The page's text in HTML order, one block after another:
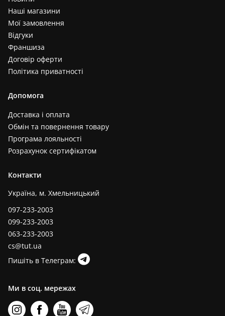
Наші магазини
Мої замовлення
Відгуки
Франшиза
Договір оферти
Політика приватності
Допомога
Доставка і оплата
Обмін та повернення товару
Програма лояльності
Розрахунок сертифікатом
Контакти
Україна, м. Хмельницький
097-233-2003
099-233-2003
063-233-2003
cs@tut.ua
Пишіть в Телеграм:
Ми в соц. мережах